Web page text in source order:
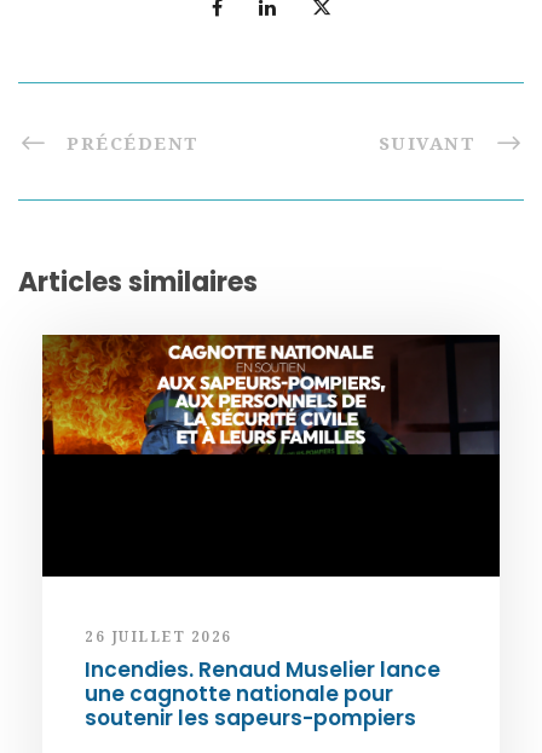
PRÉCÉDENT SUIVANT
Articles similaires
26 JUILLET 2026
Incendies. Renaud Muselier lance
une cagnotte nationale pour
soutenir les sapeurs-pompiers